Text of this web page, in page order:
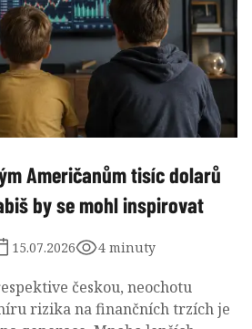
Američanům tisíc dolarů
by se mohl inspirovat
15.07.2026 4 minuty
českou, neochotu
rizika na finančních trzích je